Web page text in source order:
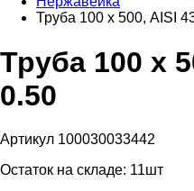
Труба 100 х 500, AISI
Труба 100 х
0.50
Артикул 100030033442
Остаток на складе: 11шт